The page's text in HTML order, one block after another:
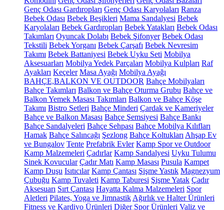
Genç Odası Gardıropları Genç Odası Karyolaları Ranza
Bebek Odası Bebek Beşikleri Mama Sandalyesi Bebek
Karyolaları Bebek Gardıropları Bebek Yatakları Bebek Odası
Takımları Oyuncak Dolabı Bebek Şifonyer Bebek Odası
Tekstili Bebek Yorganı Bebek Çarşafı Bebek Nevresim
Takımı Bebek Battaniyesi Bebek Uyku Seti Mobilya
Aksesuarları Mobilya Yedek Parçaları Mobilya Kulpları Raf
Ayakları Keçeler Masa Ayağı Mobilya Ayağı
BAHÇE,BALKON VE OUTDOOR Bahçe Mobilyaları
Bahçe Takımları Balkon ve Bahçe Oturma Grubu Bahçe ve
Balkon Yemek Masası Takımları Balkon ve Bahçe Köşe
Takımı Bistro Setleri Bahçe Minderi Çardak ve Kameriyeler
Bahçe ve Balkon Masası Bahçe Şemsiyesi Bahçe Bankı
Bahçe Sandalyeleri Bahçe Sehpası Bahçe Mobilya Kılıfları
Hamak Bahçe Salıncağı Şezlong Bahçe Koltukları Ahşap Ev
ve Bungalov Tente Prefabrik Evler Kamp Spor ve Outdoor
Kamp Malzemeleri Çadırlar Kamp Sandalyesi Uyku Tulumu
Sinek Kovucular Çadır Matı Kamp Masası Pusula Kampet
Kamp Duşu Isıtıcılar Kamp Çantası Şişme Yastık Magnezyum
Çubuğu Kamp Tuvaleti Kamp Taburesi Şişme Yatak Çadır
Aksesuarı Sırt Çantası Hayatta Kalma Malzemeleri Spor
Aletleri Pilates, Yoga ve Jimnastik Ağırlık ve Halter Ürünleri
Fitness ve Kardiyo Ürünleri Diğer Spor Ürünleri Valiz ve